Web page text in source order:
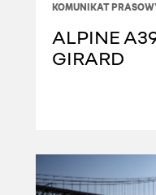
KOMUNIKAT
ALPINE
GIRARD